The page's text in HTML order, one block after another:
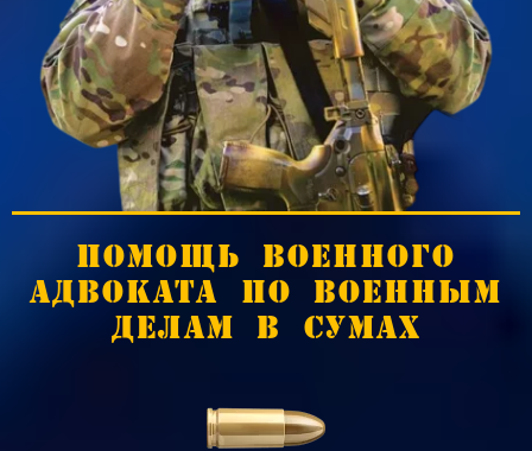
ПОМОЩЬ ВОЕННОГО
АДВОКАТА ПО ВОЕННЫМ
ДЕЛАМ В СУМАХ